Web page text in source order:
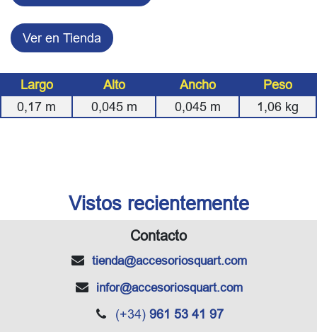
Ver en Tienda
Largo Alto Ancho
Peso
0,17 m 0,045m 0,045m 1,06 kg
Vistos recientemente
Contacto
tienda@accesoriosquart.com
infor@accesoriosquart.com
(+34) 961 53 41 97